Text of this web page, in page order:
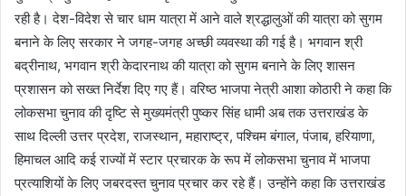
रही है। देश-विदेश से चार धाम यात्रा में आने वाले श्रद्धालुओं की यात्रा को सुगम
बनाने के लिए सरकार ने जगह-जगह अच्छी व्यवस्था की गई है। भगवान श्री
बद्रीनाथ, भगवान श्री केदारनाथ की यात्रा को सुगम बनाने के लिए शासन
प्रशासन को सख्त निर्देश दिए गए हैं। वरिष्ठ भाजपा नेत्री आशा कोठारी ने कहा कि
लोकसभा चुनाव की दृष्टि से मुख्यमंत्री पुष्कर सिंह धामी अब तक उत्तराखंड के
साथ दिल्ली उत्तर प्रदेश, राजस्थान, महाराष्ट्र, पश्चिम बंगाल, पंजाब, हरियाणा,
हिमाचल आदि कई राज्यों में स्टार प्रचारक के रूप में लोकसभा चुनाव में भाजपा
प्रत्याशियों के लिए जबरदस्त चुनाव प्रचार कर रहे हैं। उन्होंने कहा कि उत्तराखंड